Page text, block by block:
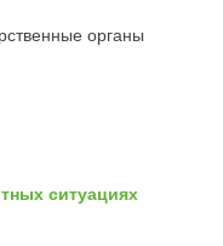
органы
ситуациях